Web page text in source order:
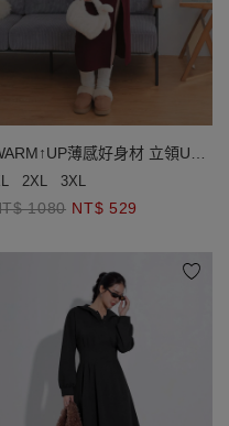
薄感好身材 立領U型
空開衩長袖發熱BRA長洋裝
2XL 3XL
1080 NT$ 529